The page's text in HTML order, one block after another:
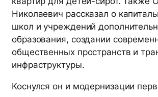
Николаевич рассказал о
школ и учреждений
образования, создании
общественных пространств и
инфраструктуры.
Коснулся он и модернизации